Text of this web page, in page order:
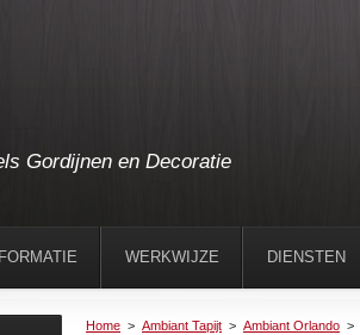
Gordijnen en Decoratie
Home > Ambiant Tapijt > Ambiant Orlando >
WERKWIJZE DIENSTEN